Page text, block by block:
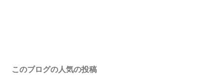
このブログの人気の投稿